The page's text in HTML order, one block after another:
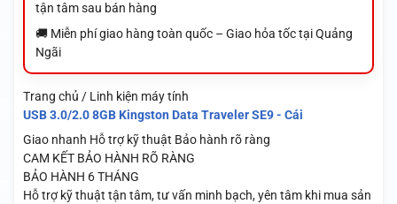
tận tâm sau bán hàng
🚚 Miễn phí giao hàng toàn quốc – Giao hỏa tốc tại Quảng
Ngãi
Trang chủ / Linh kiện máy tính
USB 3.0/2.0 8GB Kingston Data Traveler SE9 - Cái
Giao nhanh Hỗ trợ kỹ thuật Bảo hành rõ ràng
CAM KẾT BẢO HÀNH RÕ RÀNG
BẢO HÀNH 6 THÁNG
Hỗ trợ kỹ thuật tận tâm, tư vấn minh bạch, yên tâm khi mua sản